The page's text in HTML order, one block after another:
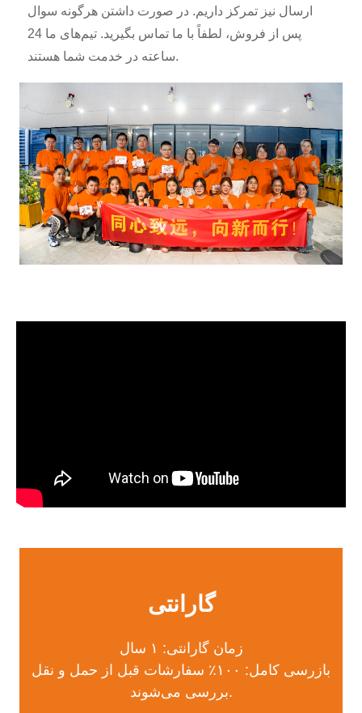
ارسال نیز تمرکز داریم. در صورت داشتن هرگونه سوال
پس از فروش، لطفاً با ما تماس بگیرید. تیم‌های ما 24
ساعته در خدمت شما هستند.
گارانتی
زمان گارانتی: ۱ سال
بازرسی کامل: ۱۰۰٪ سفارشات قبل از حمل و نقل
بررسی می‌شوند.